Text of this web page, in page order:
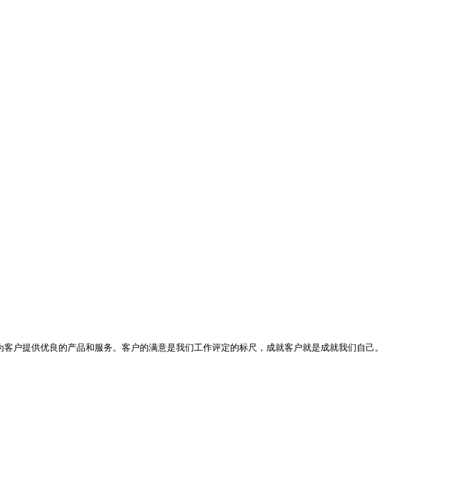
提供优良的产品和服务。客户的满意是我们工作评定的标尺，成就客户就是成就我们自己。